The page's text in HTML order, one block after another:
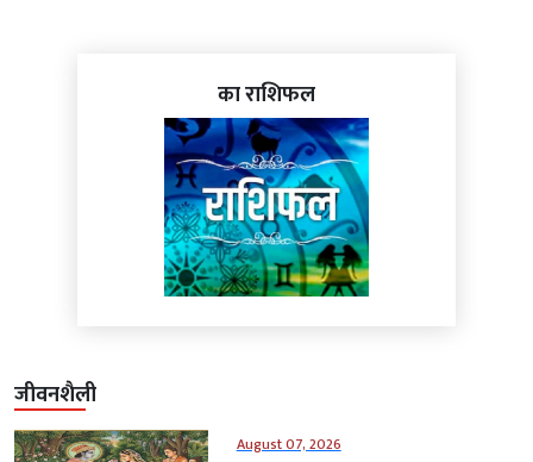
का राशिफल
जीवनशैली
August 07, 2026